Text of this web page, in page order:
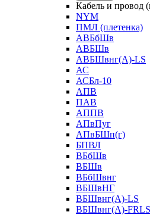
Кабель и провод
NYM
ПМЛ (плетенка)
АВБбШв
АВБШв
АВБШвнг(А)-LS
АС
АСБл-10
АПВ
ПАВ
АППВ
АПвПуг
АПвБШп(г)
БПВЛ
ВБбШв
ВБШв
ВБбШвнг
ВБШвНГ
ВБШвнг(А)-LS
ВБШвнг(А)-FRLS